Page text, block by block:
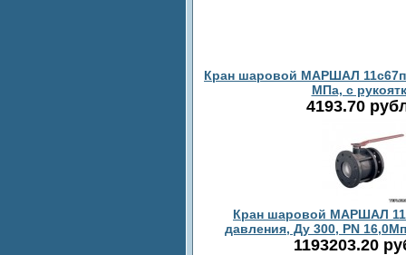
Кран шаровой МАРШАЛ
МПа, с
4193.70
Кран шаровой МАРШАЛ
давления, Ду 300, PN
1193203.20